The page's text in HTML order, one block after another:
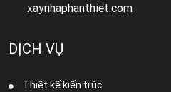
xaynhaphanthiet.com
DỊCH VỤ
Thiết kế kiến trúc